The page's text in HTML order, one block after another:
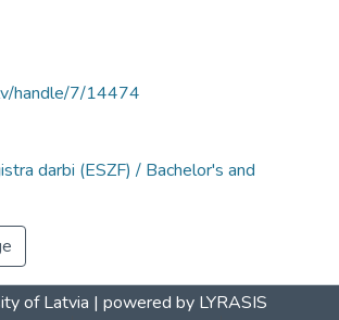
handle/7/14474
darbi (ESZF) / Bachelor's and
of Latvia | powered by LYRASIS